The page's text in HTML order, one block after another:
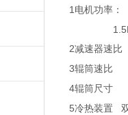
1 电机功率：
2减速器速比
3辊筒速比
4辊筒尺寸
5冷热装置